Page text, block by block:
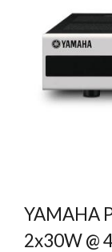
YAMAHA
2x30W @